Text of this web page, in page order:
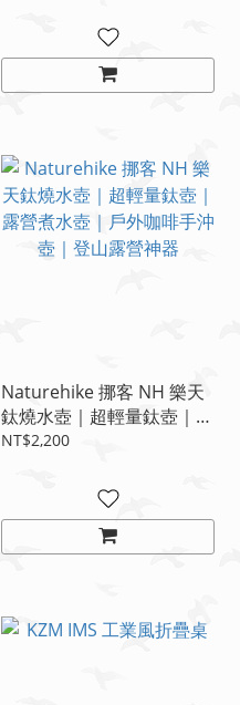
Naturehike 挪客 NH 樂天
鈦燒水壺｜超輕量鈦壺｜露
營煮水壺｜戶外咖啡手沖壺
NT$2,200